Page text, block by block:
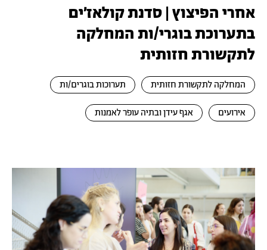
אחרי הפיצוץ | סדנת קולאז׳ים
בתערוכת בוגרי/ות המחלקה
לתקשורת חזותית
המחלקה לתקשורת חזותית תערוכות בוגרים/ות
אירועים אגף עידן ובתיה עופר לאמנות